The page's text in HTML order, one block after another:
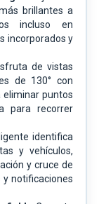
brillantes a
incluso en
incorporados y
de vistas
de 130° con
puntos
para recorrer
identifica
y vehículos,
y cruce de
y notificaciones